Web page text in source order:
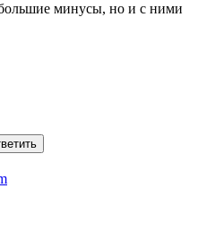
минусы, но и с ними